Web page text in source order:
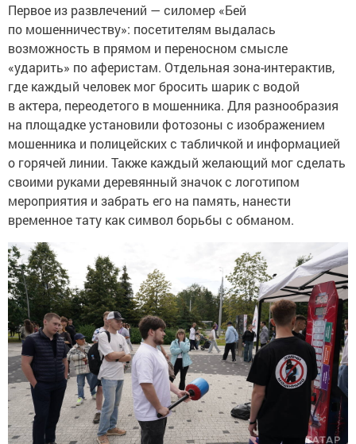
Первое из развлечений — силомер «Бей
по мошенничеству»: посетителям выдалась
возможность в прямом и переносном смысле
«ударить» по аферистам. Отдельная зона-интерактив,
где каждый человек мог бросить шарик с водой
в актера, переодетого в мошенника. Для разнообразия
на площадке установили фотозоны с изображением
мошенника и полицейских с табличкой и информацией
о горячей линии. Также каждый желающий мог сделать
своими руками деревянный значок с логотипом
мероприятия и забрать его на память, нанести
временное тату как символ борьбы с обманом.